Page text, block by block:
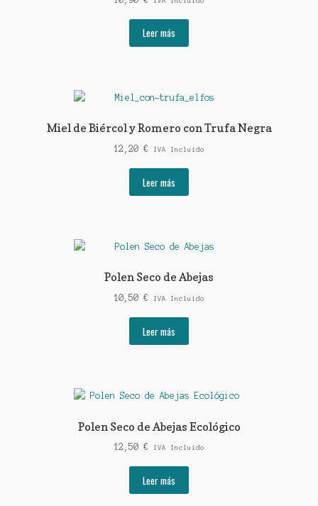
Leer más
Miel de Biércol y Romero con Trufa Negra
12,20 € IVA Incluido
Leer más
Polen Seco de Abejas
10,50 € IVA Incluido
Leer más
Polen Seco de Abejas Ecológico
12,50 € IVA Incluido
Leer más